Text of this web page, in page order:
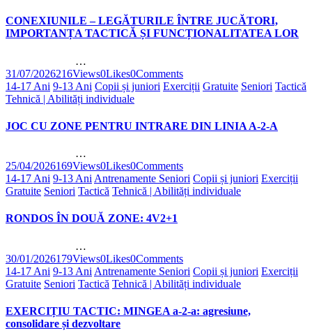
CONEXIUNILE – LEGĂTURILE ÎNTRE JUCĂTORI,
IMPORTANȚA TACTICĂ ȘI FUNCȚIONALITATEA LOR
…
31/07/2026216Views0Likes0Comments
14-17 Ani 9-13 Ani Copii și juniori Exerciții Gratuite Seniori Tactică
Tehnică | Abilități individuale
JOC CU ZONE PENTRU INTRARE DIN LINIA A-2-A
…
25/04/2026169Views0Likes0Comments
14-17 Ani 9-13 Ani Antrenamente Seniori Copii și juniori Exerciții
Gratuite Seniori Tactică Tehnică | Abilități individuale
RONDOS ÎN DOUĂ ZONE: 4V2+1
…
30/01/2026179Views0Likes0Comments
14-17 Ani 9-13 Ani Antrenamente Seniori Copii și juniori Exerciții
Gratuite Seniori Tactică Tehnică | Abilități individuale
EXERCIȚIU TACTIC: MINGEA a-2-a: agresiune,
consolidare și dezvoltare